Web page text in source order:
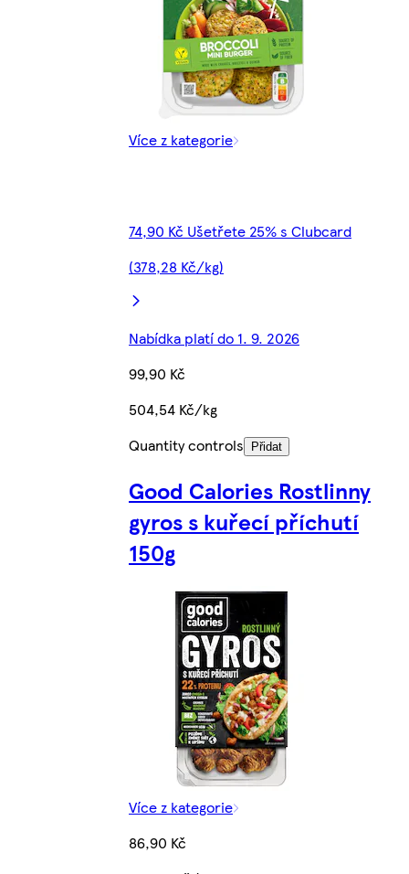
Více z kategorie
74,90 Kč Ušetřete 25% s Clubcard
(378,28 Kč/kg)
Nabídka platí do 1. 9. 2026
99,90 Kč
504,54 Kč/kg
Quantity controls
Přidat
Good Calories Rostlinny
gyros s kuřecí příchutí
150g
Více z kategorie
86,90 Kč